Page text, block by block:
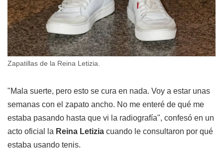
Zapatillas de la Reina Letizia.
"Mala suerte, pero esto se cura en nada. Voy a estar unas
semanas con el zapato ancho. No me enteré de qué me
estaba pasando hasta que vi la radiografía", confesó en un
acto oficial la Reina Letizia cuando le consultaron por qué
estaba usando tenis.